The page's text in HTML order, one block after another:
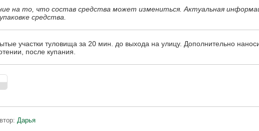
на то, что состав средства может измениться. Актуальная
средства.
участки туловища за 20 мин. до выхода на улицу. Дополнительно
после купания.
Дарья